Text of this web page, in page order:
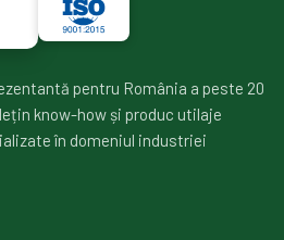
pentru România a peste 20
know-how și produc utilaje
în domeniul industriei